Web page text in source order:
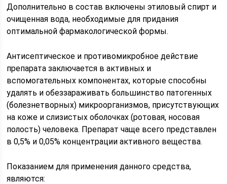
Дополнительно в состав включены этиловый спирт и
очищенная вода, необходимые для придания
оптимальной фармакологической формы.
Антисептическое и противомикробное действие
препарата заключается в активных и
вспомогательных компонентах, которые способны
удалять и обеззараживать большинство патогенных
(болезнетворных) микроорганизмов, присутствующих
на коже и слизистых оболочках (ротовая, носовая
полость) человека. Препарат чаще всего представлен
в 0,5% и 0,05% концентрации активного вещества.
Показанием для применения данного средства,
являются: